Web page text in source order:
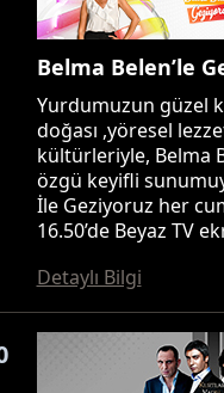
Belma Belen’le
Yurdumuzun güzel
doğası ,yöresel
kültürleriyle, Belma
özgü keyifli
İle Geziyoruz her
16.50’de Beyaz TV
Detaylı Bilgi